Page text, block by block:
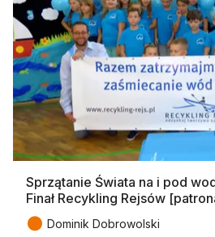
Sprzątanie Świata na i pod
Finał Recykling Rejsów
● Dominik Dobrowolski